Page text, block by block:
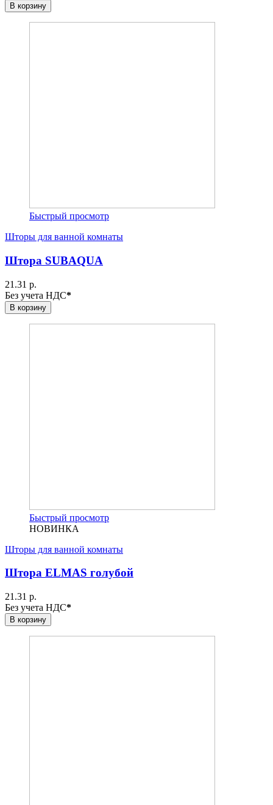
В корзину
Быстрый просмотр
Шторы для ванной комнаты
Штора SUBAQUA
21.31 р.
Без учета НДС*
В корзину
Быстрый просмотр
НОВИНКА
Шторы для ванной комнаты
Штора ELMAS голубой
21.31 р.
Без учета НДС*
В корзину